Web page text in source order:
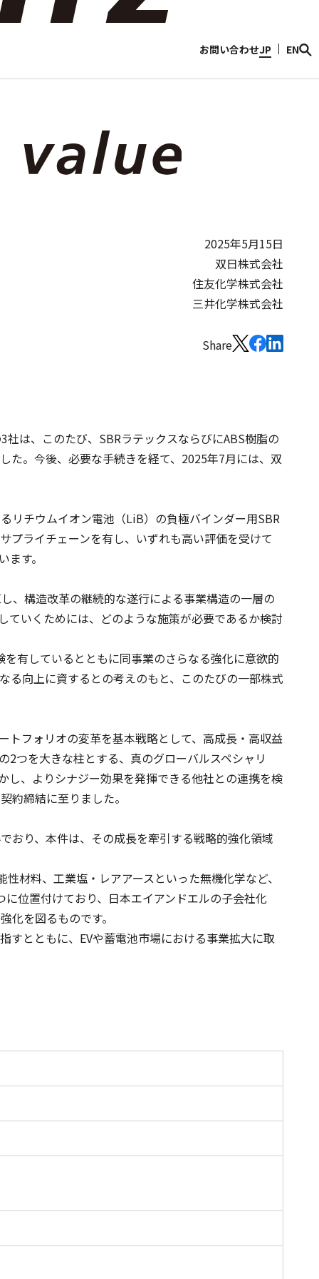
お問い合わせJP EN
2025年5月15日
双日株式会社
住友化学株式会社
三井化学株式会社
Share
は、このたび、SBRラテックスならびにABS樹脂の
た。今後、必要な手続きを経て、2025年7月には、双
リチウムイオン電池（LiB）の負極バインダー用SBR
プライチェーンを有し、いずれも高い評価を受けて
す。
、構造改革の継続的な遂行による事業構造の一層の
ていくためには、どのような施策が必要であるか検討
有しているとともに同事業のさらなる強化に意欲的
る向上に資するとの考えのもと、このたびの一部株式
トフォリオの変革を基本戦略として、高成長・高収益
つを大きな柱とする、真のグローバルスペシャリ
し、よりシナジー効果を発揮できる他社との連携を検
約締結に至りました。
おり、本件は、その成長を牽引する戦略的強化領域
材料、工業塩・レアアースといった無機化学など、
位置付けており、日本エイアンドエルの子会社化
を図るものです。
すとともに、EVや蓄電池市場における事業拡大に取